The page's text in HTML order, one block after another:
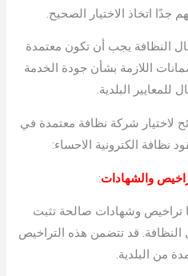
جدًا اتخاذ الاختيار الصحيح.
النظافة يجب أن تكون معتمدة
اللازمة بشأن جودة الخدمة
للمعايير البلدية.
لاختيار شركة نظافة معتمدة في
نظافة الكترونية الاحساء:
والشهادات:
تراخيص وشهادات صالحة تثبت
النظافة. قد تتضمن هذه التراخيص
من البلدية.